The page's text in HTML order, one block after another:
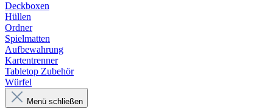
Deckboxen
Hüllen
Ordner
Spielmatten
Aufbewahrung
Kartentrenner
Tabletop Zubehör
Würfel
Menü schließen